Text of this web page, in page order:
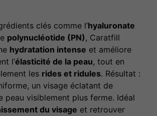
clés comme l’hyaluronate
polynucléotide (PN), Caratfill
hydratation intense et améliore
l’élasticité de la peau, tout en
les rides et ridules. Résultat :
un visage éclatant de
peau visiblement plus ferme. Idéal
du visage et retrouver